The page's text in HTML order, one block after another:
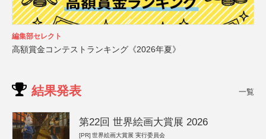
編集部セレクト
高額賞金コンテストランキング《2026年夏》
結果発表 一覧
第22回 世界絵画大賞展 2026
[PR] 世界絵画大賞展 実行委員会